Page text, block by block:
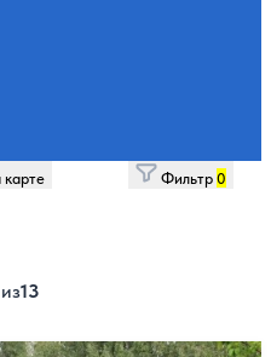
Фильтр0
13